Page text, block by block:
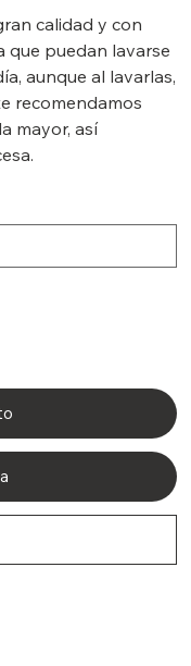
calidad y con
que puedan lavarse
aunque al lavarlas,
recomendamos
mayor, así